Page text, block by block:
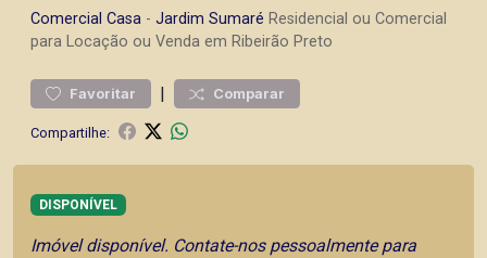
Comercial Casa - Jardim Sumaré Residencial ou Comercial
para Locação ou Venda em Ribeirão Preto
Favoritar | Comparar
Compartilhe:
DISPONÍVEL
Imóvel disponível. Contate-nos pessoalmente para